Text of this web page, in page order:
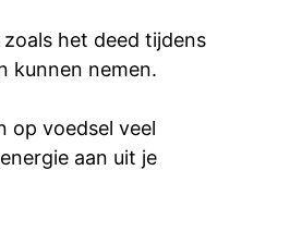
het deed tijdens
kunnen nemen.
op voedsel veel
aan uit je